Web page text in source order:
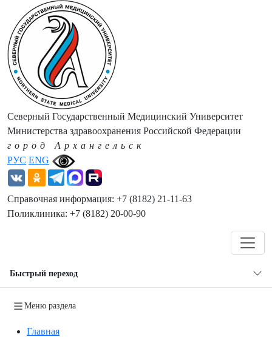
РУС ENG
Северный Государственный Медицинский Университет
Министерства здравоохранения Российской Федерации
город Архангельск
Справочная информация: +7 (8182) 21-11-63
Поликлиника: +7 (8182) 20-00-90
Быстрый переход
Меню раздела
Главная